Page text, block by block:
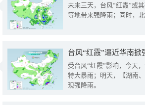
未来三天，台风“红霞”或
等地带来强降雨；同时，
台风“红霞”逼近华南
受台风“红霞”影响，今天
特大暴雨；明天，【湖南
现强降雨。